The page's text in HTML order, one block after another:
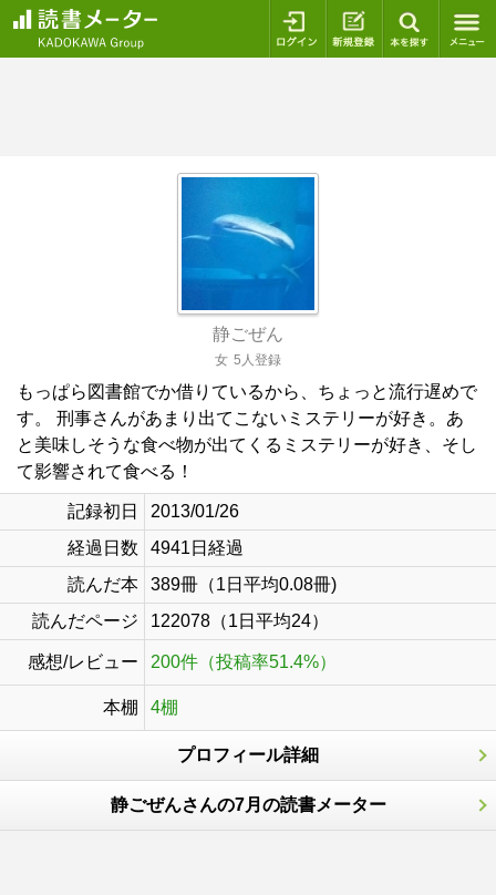
ログイン 新規登録
静ごぜん
女 5人登録
もっぱら図書館でか借りているから、ちょっと流行遅めで
す。 刑事さんがあまり出てこないミステリーが好き。あ
と美味しそうな食べ物が出てくるミステリーが好き、そし
て影響されて食べる！
記録初日
2013/01/26
経過日数
4941日経過
読んだ本
389冊（1日平均0.08冊)
読んだページ
122078（1日平均24）
感想/レビュー 200件（投稿率51.4%）
本棚 4棚
プロフィール詳細
静ごぜんさんの7月の読書メーター